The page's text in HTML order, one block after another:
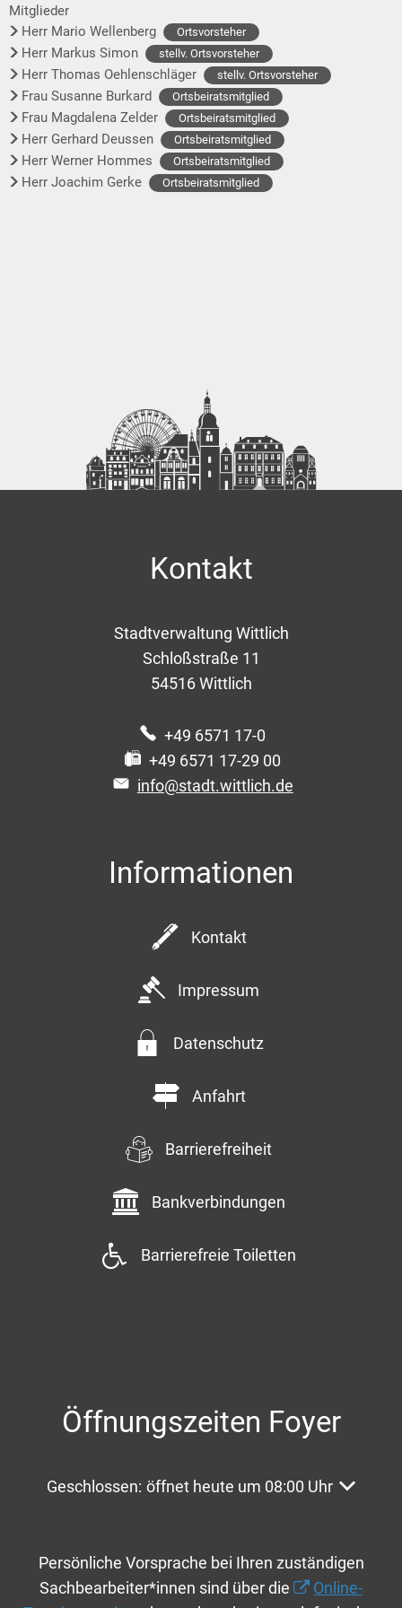
Mitglieder
Herr Mario Wellenberg
Ortsvorsteher
Herr Markus Simon stellv. Ortsvorsteher
Herr Thomas Oehlenschläger stellv. Ortsvorsteher
Frau Susanne Burkard Ortsbeiratsmitglied
Frau Magdalena Zelder Ortsbeiratsmitglied
Herr Gerhard Deussen Ortsbeiratsmitglied
Herr Werner Hommes Ortsbeiratsmitglied
Herr Joachim Gerke Ortsbeiratsmitglied
Kontakt
Stadtverwaltung Wittlich
Schloßstraße 11
54516 Wittlich
+49 6571 17-0
+49 6571 17-29 00
info@stadt.wittlich.de
Informationen
Kontakt
Impressum
Datenschutz
Anfahrt
Barrierefreiheit
Bankverbindungen
Barrierefreie Toiletten
Öffnungszeiten Foyer
Klicken, um weitere Öffnungs- oder Schließzeiten
Geschlossen: öffnet heute um 08:00 Uhr
Persönliche Vorsprache bei Ihren zuständigen
Sachbearbeiter*innen sind über die
Online-